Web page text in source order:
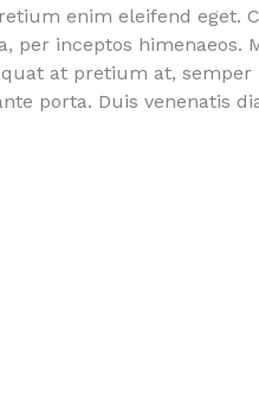
enim eleifend eget.
per inceptos himenaeos.
at pretium at, semper
porta. Duis venenatis